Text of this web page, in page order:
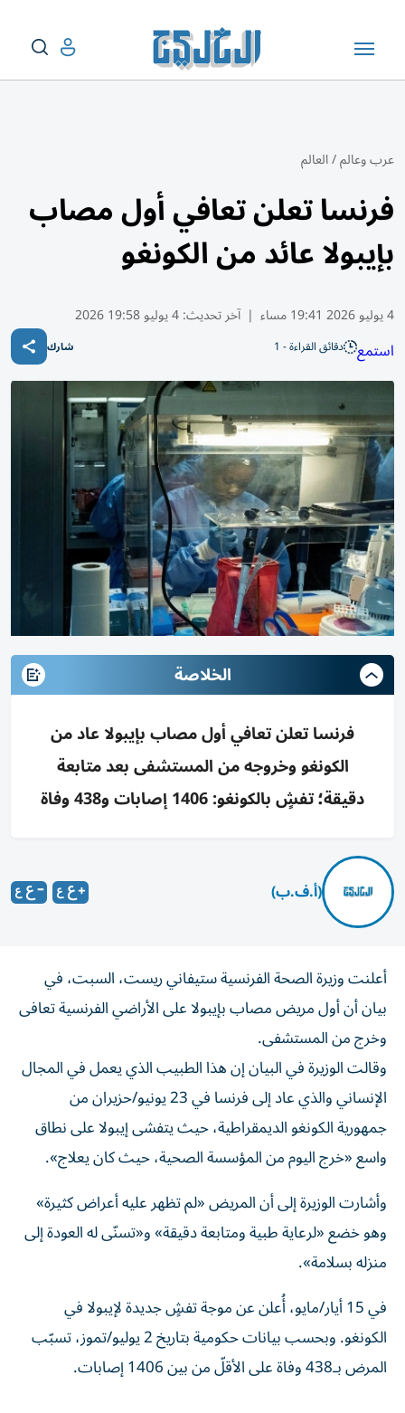
عرب وعالم/العالم
فرنسا تعلن تعافي أول مصاب
بإيبولا عائد من الكونغو
4 يوليو 2026 19:41 مساء | آخر تحديث:4 يوليو 19:58 2026
استمع دقائق القراءة - 1 شارك
الخلاصة
فرنسا تعلن تعافي أول مصاب بإيبولا عاد من
الكونغو وخروجه من المستشفى بعد متابعة
دقيقة؛ تفشٍ بالكونغو: 1406 إصابات و438 وفاة
(أ.ف.ب)
أعلنت وزيرة الصحة الفرنسية ستيفاني ريست، السبت، في
بيان أن أول مريض مصاب بإيبولا على الأراضي الفرنسية تعافى
وخرج من المستشفى.
وقالت الوزيرة في البيان إن هذا الطبيب الذي يعمل في المجال
الإنساني والذي عاد إلى فرنسا في 23 يونيو/حزيران من
جمهورية الكونغو الديمقراطية، حيث يتفشى إيبولا على نطاق
واسع «خرج اليوم من المؤسسة الصحية، حيث كان يعلاج».
وأشارت الوزيرة إلى أن المريض «لم تظهر عليه أعراض كثيرة»
وهو خضع «لرعاية طبية ومتابعة دقيقة» و«تسنّى له العودة إلى
منزله بسلامة».
في 15 أيار/مايو، أُعلن عن موجة تفشٍ جديدة لإيبولا في
الكونغو. وبحسب بيانات حكومية بتاريخ 2 يوليو/تموز، تسبّب
المرض بـ438 وفاة على الأقلّ من بين 1406 إصابات.